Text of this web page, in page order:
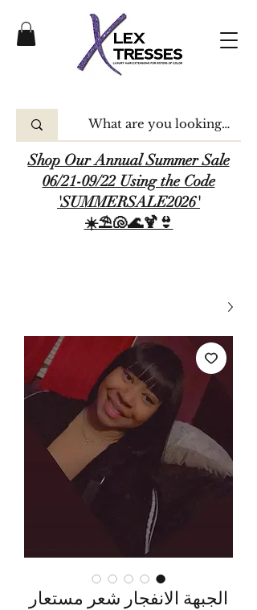
Shop Our Annual Summer Sale
06/21-09/22 Using the Code
'SUMMERSALE2026'
☀️⛱️🐚🌊🍹👙
الجبهة الانفجار شعر مستعار